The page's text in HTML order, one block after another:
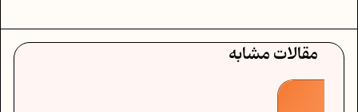
مقالات مشابه